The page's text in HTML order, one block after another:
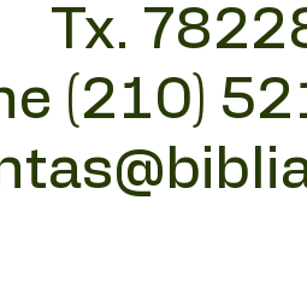
Tx.
(210)